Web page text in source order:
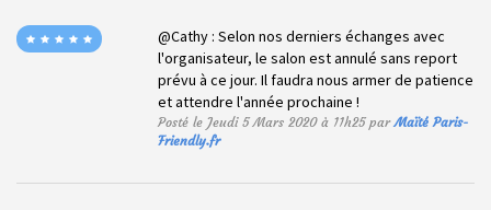
@Cathy : Selon nos derniers échanges avec
l'organisateur, le salon est annulé sans report
prévu à ce jour. Il faudra nous armer de patience
et attendre l'année prochaine !
Posté le Jeudi 5 Mars 2020 à 11h25 parMaïté Paris-
Friendly.fr